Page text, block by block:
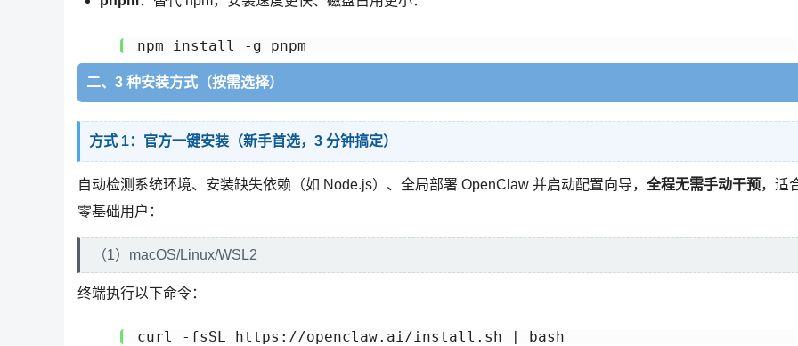
npm install -g pnpm
二、3 种安装方式（按需选择）
方式 1：官方一键安装（新手首选，3 分钟搞定）
自动检测系统环境、安装缺失依赖（如 Node.js）、全局部署 OpenClaw 并启动配置向导， 全程无需手动干预，适
零基础用户：
（1）macOS/Linux/WSL2
终端执行以下命令：
curl -fsSL https://openclaw.ai/install.sh | bash